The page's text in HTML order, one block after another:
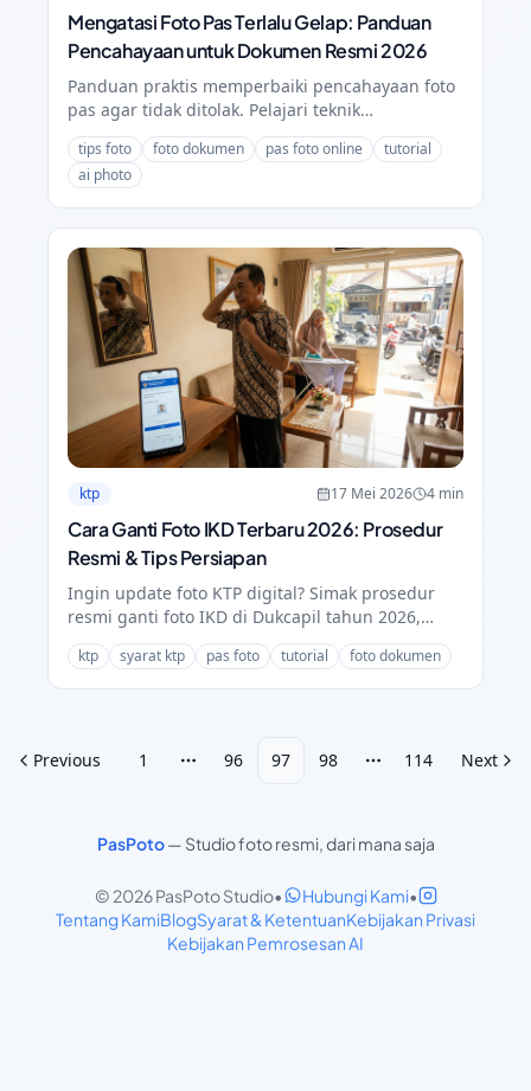
Mengatasi Foto Pas Terlalu Gelap: Panduan
Pencahayaan untuk Dokumen Resmi 2026
Panduan praktis memperbaiki pencahayaan foto
pas agar tidak ditolak. Pelajari teknik
pencahayaan alami dan pengaturan kamera HP
untuk hasil maksimal.
tips foto foto dokumen pas foto online
tutorial
ai photo
ktp 17 Mei 2026 4 min
Cara Ganti Foto IKD Terbaru 2026: Prosedur
Resmi & Tips Persiapan
Ingin update foto KTP digital? Simak prosedur
resmi ganti foto IKD di Dukcapil tahun 2026,
syarat yang diperlukan, serta tips agar foto
identitas tampil rapi.
ktp syarat ktp pas foto tutorial foto dokumen
Previous 1 More pages
96 97 98 More pages
114 Next
PasPoto— Studio foto resmi, dari mana saja
© 2026 PasPoto Studio• Hubungi Kami•
Tentang KamiBlogSyarat & KetentuanKebijakan Privasi
Kebijakan Pemrosesan AI